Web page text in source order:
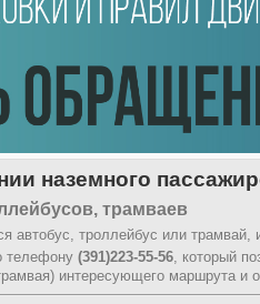
наземного
трамваев
троллейбус или трамвай,
телефону (391)223-55-56, который
интересующего маршрута